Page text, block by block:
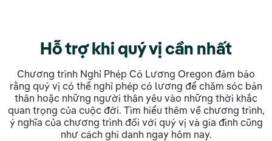
Hỗ trợ khi quý vị cần nhất
Chương trình Nghỉ Phép Có Lương Oregon đảm bảo
rằng quý vị có thể nghỉ phép có lương để chăm sóc bản
thân hoặc những người thân yêu vào những thời khắc
quan trọng của cuộc đời. Tìm hiểu thêm về chương trình,
ý nghĩa của chương trình đối với quý vị và gia đình cũng
như cách ghi danh ngay hôm nay.